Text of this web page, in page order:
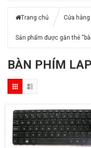
Trang chủ Cửa hàng
Sản phẩm được gắn thẻ
BÀN PHÍM